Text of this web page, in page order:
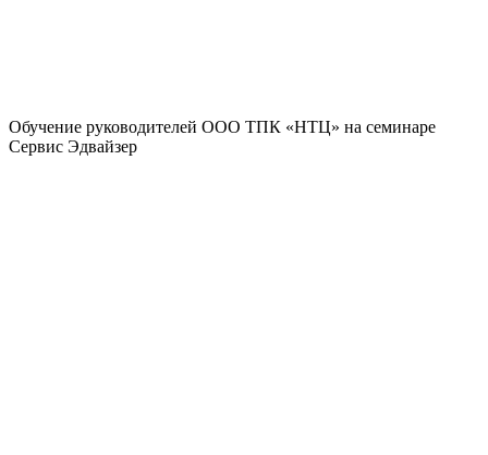
Обучение руководителей ООО ТПК «НТЦ» на семинаре
Сервис Эдвайзер